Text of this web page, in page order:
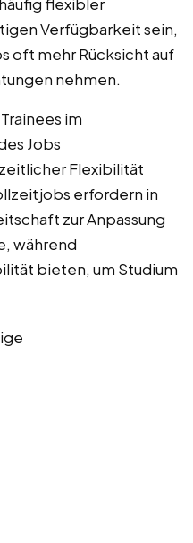
Verfügbarkeit sein,
oft mehr Rücksicht auf
nehmen.
im
Jobs
Flexibilität
erfordern in
zur Anpassung
während
bieten, um Studium